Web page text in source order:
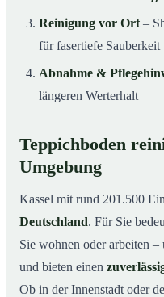
Reinigung vor Ort –
für fasertiefe Sauberkeit
Abnahme &
längeren Werterhalt
Teppichboden
Umgebung
Kassel mit rund 201.500
Deutschland. Für Sie
Sie wohnen oder arbeiten
und bieten einen
Ob in der Innenstadt oder